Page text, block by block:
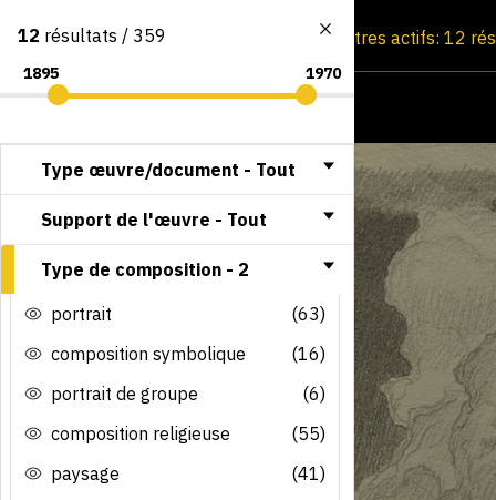
Consultation par image Filtres actifs: 12
12 résultats / 359
Type œuvre/document - Tout
Support de l'œuvre - Tout
Type de composition - 2
portrait
(63)
composition symbolique
(16)
portrait de groupe
(6)
composition religieuse
(55)
paysage
(41)